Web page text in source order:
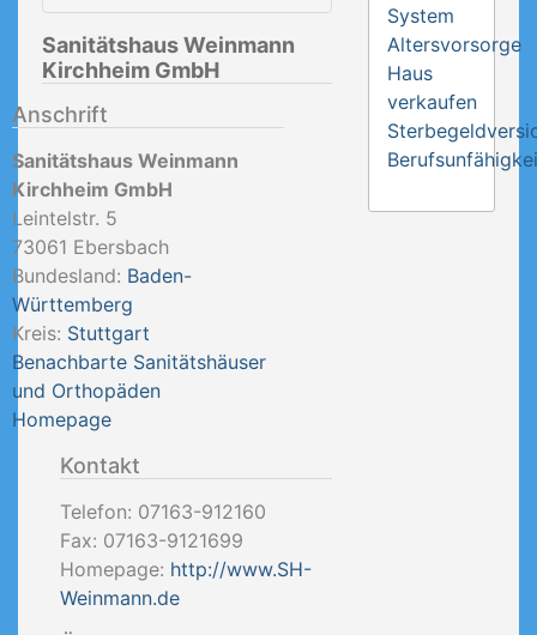
Sanitätshaus Weinmann
Kirchheim GmbH
Anschrift
Sanitätshaus Weinmann
Kirchheim GmbH
Leintelstr. 5
73061 Ebersbach
Bundesland: Baden-
Württemberg
Kreis: Stuttgart
Benachbarte Sanitätshäuser
und Orthopäden
Homepage
Kontakt
Telefon: 07163-912160
Fax: 07163-9121699
Homepage: http://www.SH-
Weinmann.de
System
Altersvorsorge
Haus
verkaufen